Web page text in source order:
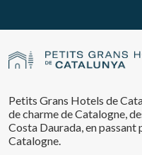
Petits Grans Hotels de
de charme de Catalogne,
Costa Daurada, en
Catalogne.